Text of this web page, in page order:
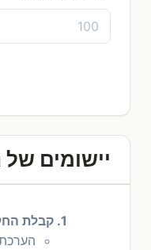
יישומים של
1. קבלת החלטות עסקיות